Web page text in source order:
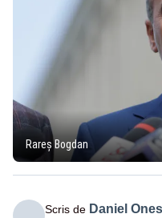
Rareș Bogdan
Scris de Daniel